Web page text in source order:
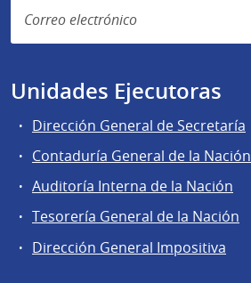
Unidades Ejecutoras
Dirección General de Secretaría
Contaduría General de la Nación
Auditoría Interna de la Nación
Tesorería General de la Nación
Dirección General Impositiva